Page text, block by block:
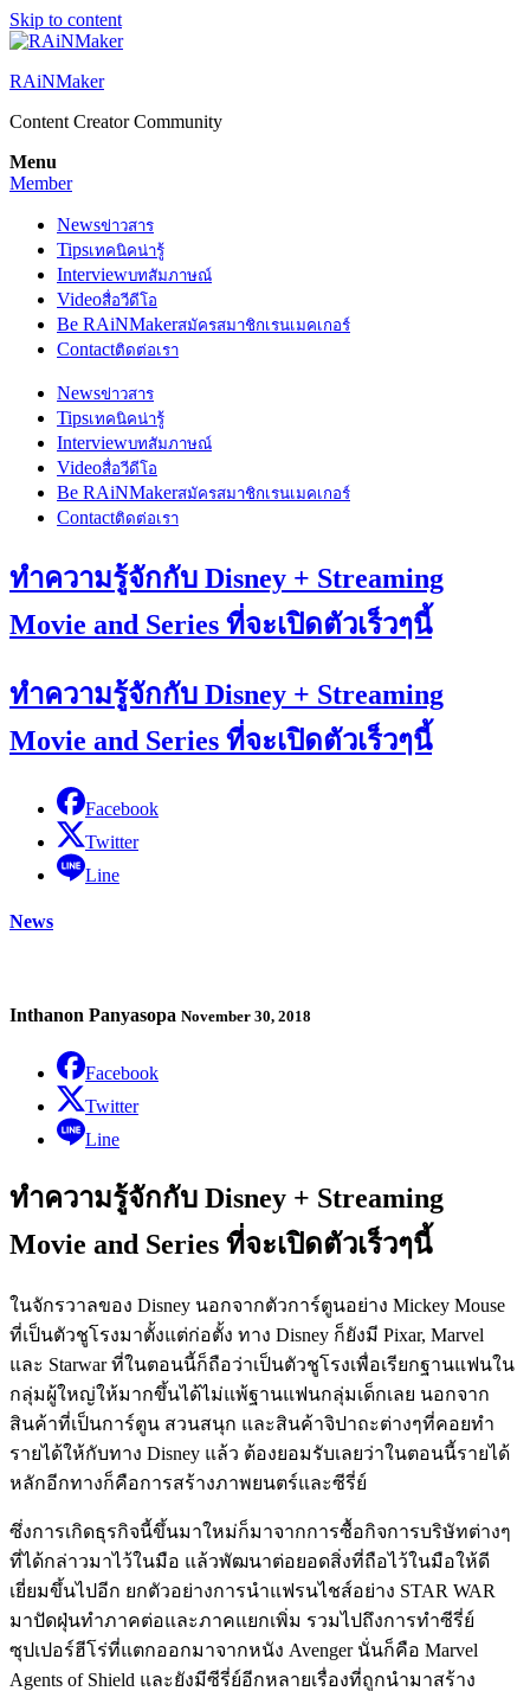
Skip to content
RAiNMaker
Content Creator Community
Menu
Member
Newsข่าวสาร
Tipsเทคนิคน่ารู้
Interviewบทสัมภาษณ์
Videoสื่อวีดีโอ
Be RAiNMakerสมัครสมาชิกเรนเมคเกอร์
Contactติดต่อเรา
Newsข่าวสาร
Tipsเทคนิคน่ารู้
Interviewบทสัมภาษณ์
Videoสื่อวีดีโอ
Be RAiNMakerสมัครสมาชิกเรนเมคเกอร์
Contactติดต่อเรา
ทำความรู้จักกับ Disney + Streaming
Movie and Series ที่จะเปิดตัวเร็วๆนี้
ทำความรู้จักกับ Disney + Streaming
Movie and Series ที่จะเปิดตัวเร็วๆนี้
Facebook
Twitter
Line
News
Inthanon Panyasopa November 30, 2018
Facebook
Twitter
Line
ทำความรู้จักกับ Disney + Streaming
Movie and Series ที่จะเปิดตัวเร็วๆนี้
ในจักรวาลของ Disney นอกจากตัวการ์ตูนอย่าง Mickey Mouse
ที่เป็นตัวชูโรงมาตั้งแต่ก่อตั้ง ทาง Disney ก็ยังมี Pixar, Marvel
และ Starwar ที่ในตอนนี้ก็ถือว่าเป็นตัวชูโรงเพื่อเรียกฐานแฟนใน
กลุ่มผู้ใหญ่ให้มากขึ้นได้ไม่แพ้ฐานแฟนกลุ่มเด็กเลย นอกจาก
สินค้าที่เป็นการ์ตูน สวนสนุก และสินค้าจิปาถะต่างๆที่คอยทำ
รายได้ให้กับทาง Disney แล้ว ต้องยอมรับเลยว่าในตอนนี้รายได้
หลักอีกทางก็คือการสร้างภาพยนตร์และซีรี่ย์
ซึ่งการเกิดธุรกิจนี้ขึ้นมาใหม่ก็มาจากการซื้อกิจการบริษัทต่างๆ
ที่ได้กล่าวมาไว้ในมือ แล้วพัฒนาต่อยอดสิ่งที่ถือไว้ในมือให้ดี
เยี่ยมขึ้นไปอีก ยกตัวอย่างการนำแฟรนไชส์อย่าง STAR WAR
มาปัดฝุ่นทำภาคต่อและภาคแยกเพิ่ม รวมไปถึงการทำซีรี่ย์
ซุปเปอร์ฮีโร่ที่แตกออกมาจากหนัง Avenger นั่นก็คือ Marvel
Agents of Shield และยังมีซีรี่ย์อีกหลายเรื่องที่ถูกนำมาสร้าง